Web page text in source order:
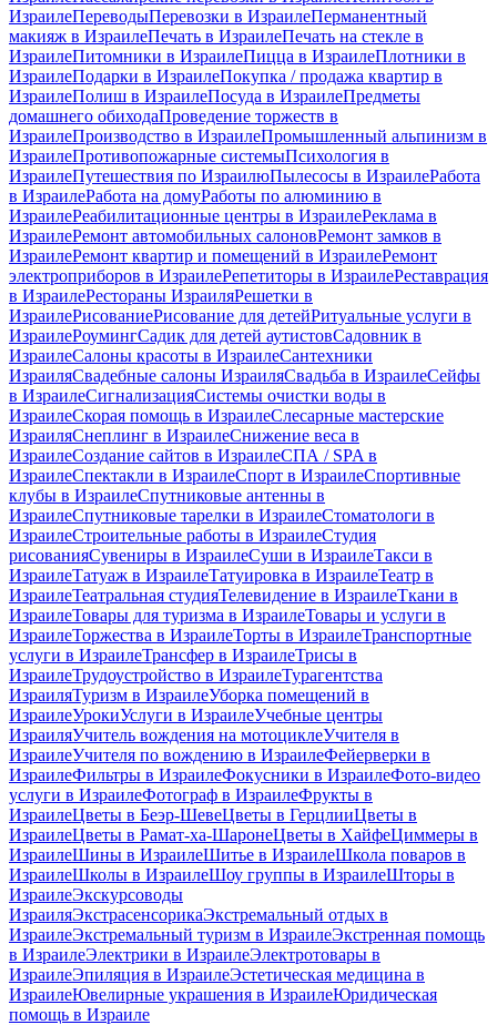
ИзраилеПереводыПеревозки в ИзраилеПерманентный
макияж в ИзраилеПечать в ИзраилеПечать на стекле в
ИзраилеПитомники в ИзраилеПицца в ИзраилеПлотники в
ИзраилеПодарки в ИзраилеПокупка / продажа квартир в
ИзраилеПолиш в ИзраилеПосуда в ИзраилеПредметы
домашнего обиходаПроведение торжеств в
ИзраилеПроизводство в ИзраилеПромышленный альпинизм в
ИзраилеПротивопожарные системыПсихология в
ИзраилеПутешествия по ИзраилюПылесосы в ИзраилеРабота
в ИзраилеРабота на домуРаботы по алюминию в
ИзраилеРеабилитационные центры в ИзраилеРеклама в
ИзраилеРемонт автомобильных салоновРемонт замков в
ИзраилеРемонт квартир и помещений в ИзраилеРемонт
электроприборов в ИзраилеРепетиторы в ИзраилеРеставрация
в ИзраилеРестораны ИзраиляРешетки в
ИзраилеРисованиеРисование для детейРитуальные услуги в
ИзраилеРоумингСадик для детей аутистовСадовник в
ИзраилеСалоны красоты в ИзраилеСантехники
ИзраиляСвадебные салоны ИзраиляСвадьба в ИзраилеСейфы
в ИзраилеСигнализацияСистемы очистки воды в
ИзраилеСкорая помощь в ИзраилеСлесарные мастерские
ИзраиляСнеплинг в ИзраилеСнижение веса в
ИзраилеСоздание сайтов в ИзраилеСПА / SPA в
ИзраилеСпектакли в ИзраилеСпорт в ИзраилеСпортивные
клубы в ИзраилеСпутниковые антенны в
ИзраилеСпутниковые тарелки в ИзраилеСтоматологи в
ИзраилеСтроительные работы в ИзраилеСтудия
рисованияСувениры в ИзраилеСуши в ИзраилеТакси в
ИзраилеТатуаж в ИзраилеТатуировка в ИзраилеТеатр в
ИзраилеТеатральная студияТелевидение в ИзраилеТкани в
ИзраилеТовары для туризма в ИзраилеТовары и услуги в
ИзраилеТоржества в ИзраилеТорты в ИзраилеТранспортные
услуги в ИзраилеТрансфер в ИзраилеТрисы в
ИзраилеТрудоустройство в ИзраилеТурагентства
ИзраиляТуризм в ИзраилеУборка помещений в
ИзраилеУрокиУслуги в ИзраилеУчебные центры
ИзраиляУчитель вождения на мотоциклеУчителя в
ИзраилеУчителя по вождению в ИзраилеФейерверки в
ИзраилеФильтры в ИзраилеФокусники в ИзраилеФото-видео
услуги в ИзраилеФотограф в ИзраилеФрукты в
ИзраилеЦветы в Беэр-ШевеЦветы в ГерцлииЦветы в
ИзраилеЦветы в Рамат-ха-ШаронеЦветы в ХайфеЦиммеры в
ИзраилеШины в ИзраилеШитье в ИзраилеШкола поваров в
ИзраилеШколы в ИзраилеШоу группы в ИзраилеШторы в
ИзраилеЭкскурсоводы
ИзраиляЭкстрасенсорикаЭкстремальный отдых в
ИзраилеЭкстремальный туризм в ИзраилеЭкстренная помощь
в ИзраилеЭлектрики в ИзраилеЭлектротовары в
ИзраилеЭпиляция в ИзраилеЭстетическая медицина в
ИзраилеЮвелирные украшения в ИзраилеЮридическая
помощь в Израиле